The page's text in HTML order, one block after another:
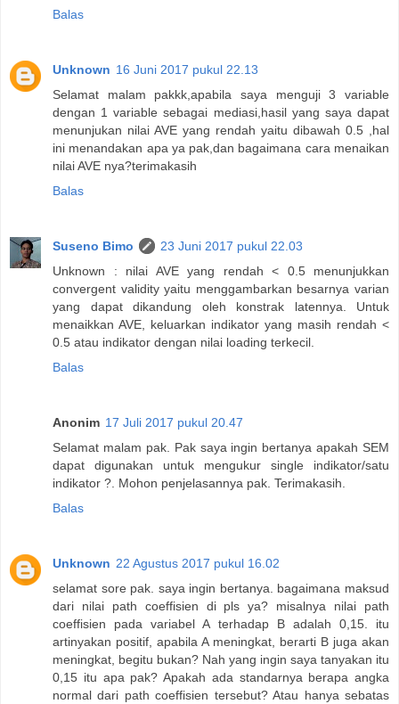
Balas
Unknown 16 Juni 2017 pukul 22.13
Selamat malam pakkk,apabila saya menguji 3 variable
dengan 1 variable sebagai mediasi,hasil yang saya dapat
menunjukan nilai AVE yang rendah yaitu dibawah 0.5 ,hal
ini menandakan apa ya pak,dan bagaimana cara menaikan
nilai AVE nya?terimakasih
Balas
Suseno Bimo
23 Juni 2017 pukul 22.03
Unknown : nilai AVE yang rendah < 0.5 menunjukkan
convergent validity yaitu menggambarkan besarnya varian
yang dapat dikandung oleh konstrak latennya. Untuk
menaikkan AVE, keluarkan indikator yang masih rendah <
0.5 atau indikator dengan nilai loading terkecil.
Balas
Anonim 17 Juli 2017 pukul 20.47
Selamat malam pak. Pak saya ingin bertanya apakah SEM
dapat digunakan untuk mengukur single indikator/satu
indikator ?. Mohon penjelasannya pak. Terimakasih.
Balas
Unknown 22 Agustus 2017 pukul 16.02
selamat sore pak. saya ingin bertanya. bagaimana maksud
dari nilai path coeffisien di pls ya? misalnya nilai path
coeffisien pada variabel A terhadap B adalah 0,15. itu
artinyakan positif, apabila A meningkat, berarti B juga akan
meningkat, begitu bukan? Nah yang ingin saya tanyakan itu
0,15 itu apa pak? Apakah ada standarnya berapa angka
normal dari path coeffisien tersebut? Atau hanya sebatas